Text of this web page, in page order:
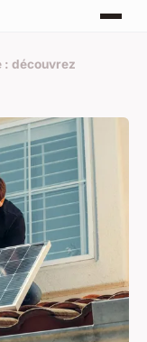
: découvrez